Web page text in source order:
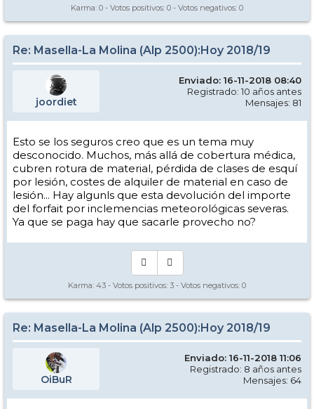
Karma: 0 - Votos positivos: 0 - Votos negativos: 0
Re: Masella-La Molina (Alp 2500):Hoy 2018/19
joordiet
Enviado: 16-11-2018 08:40
Registrado: 10 años antes
Mensajes: 81
Esto se los seguros creo que es un tema muy
desconocido. Muchos, más allá de cobertura médica,
cubren rotura de material, pérdida de clases de esquí
por lesión, costes de alquiler de material en caso de
lesión... Hay algunls que esta devolución del importe
del forfait por inclemencias meteorológicas severas.
Ya que se paga hay que sacarle provecho no?
Karma: 43 - Votos positivos: 3 - Votos negativos: 0
Re: Masella-La Molina (Alp 2500):Hoy 2018/19
OiBuR
Enviado: 16-11-2018 11:06
Registrado: 8 años antes
Mensajes: 64